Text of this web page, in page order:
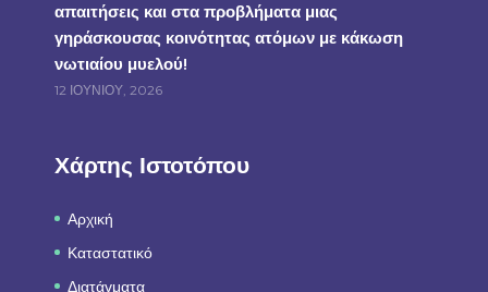
απαιτήσεις και στα προβλήματα μιας
γηράσκουσας κοινότητας ατόμων με κάκωση
νωτιαίου μυελού!
12 ΙΟΥΝΊΟΥ, 2026
Χάρτης Ιστοτόπου
Αρχική
Καταστατικό
Διατάγματα